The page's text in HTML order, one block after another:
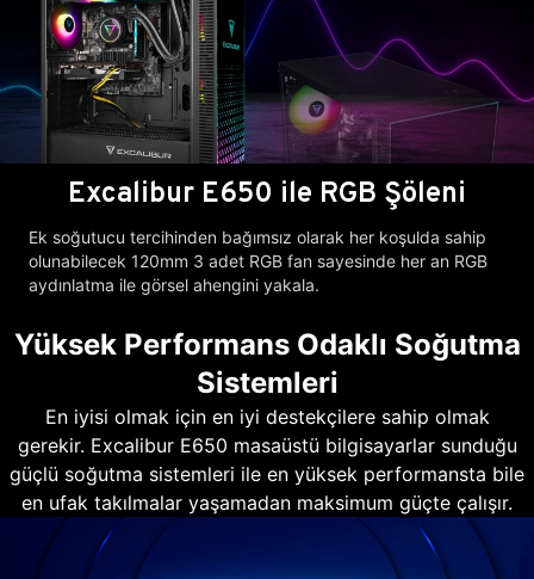
Excalibur E650 ile RGB Şöleni
Ek soğutucu tercihinden bağımsız olarak her koşulda sahip
olunabilecek 120mm 3 adet RGB fan sayesinde her an RGB
aydınlatma ile görsel ahengini yakala.
Yüksek Performans Odaklı Soğutma
Sistemleri
En iyisi olmak için en iyi destekçilere sahip olmak
gerekir. Excalibur E650 masaüstü bilgisayarlar sunduğu
güçlü soğutma sistemleri ile en yüksek performansta bile
en ufak takılmalar yaşamadan maksimum güçte çalışır.